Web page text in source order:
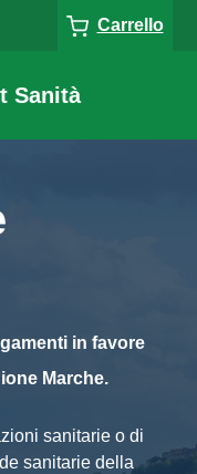
Carrello
Sanità
in favore
Marche.
sanitarie o di
sanitarie della